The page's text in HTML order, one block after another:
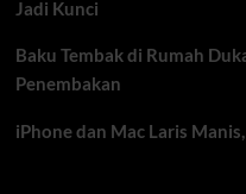
Jadi Kunci
Baku Tembak di Rumah
Penembakan
iPhone dan Mac Laris